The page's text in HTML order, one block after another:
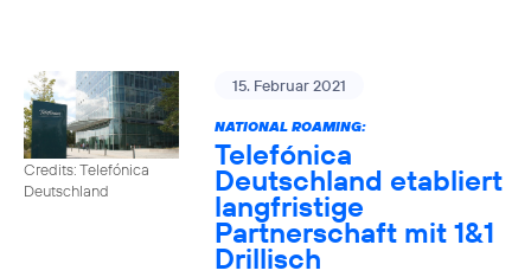
Credits: Telefónica
Deutschland
15. Februar 2021
NATIONAL ROAMING:
Telefónica
Deutschland etabliert
langfristige
Partnerschaft mit 1&1
Drillisch